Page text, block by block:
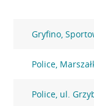
Gryfino,
Police,
Police, ul.